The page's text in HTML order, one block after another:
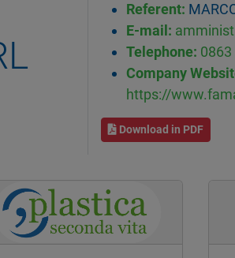
Referent:
E-mail:
Telephone: 0863
Company
https://
Download in PDF